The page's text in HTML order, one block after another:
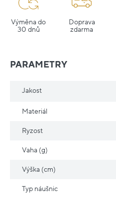
Výměna do
30 dnů
Doprava
zdarma
PARAMETRY
Jakost
Materiál
Ryzost
Vaha (g)
Výška (cm)
Typ náušnic